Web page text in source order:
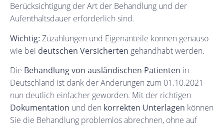
Berücksichtigung der Art der Behandlung und der
Aufenthaltsdauer erforderlich sind.
Wichtig: Zuzahlungen und Eigenanteile können genauso
wie bei deutschen Versicherten gehandhabt werden.
Die Behandlung von ausländischen Patienten in
Deutschland ist dank der Änderungen zum 01.10.2021
nun deutlich einfacher geworden. Mit der richtigen
Dokumentation und den korrekten Unterlagen können
Sie die Behandlung problemlos abrechnen, ohne auf